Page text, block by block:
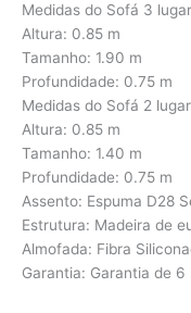
Medidas do Sofá 3
Altura: 0.85 m
Tamanho: 1.90 m
Profundidade: 0.75 m
Medidas do Sofá 2
Altura: 0.85 m
Tamanho: 1.40 m
Profundidade: 0.75 m
Assento: Espuma D28
Estrutura: Madeira de
Almofada: Fibra
Garantia: Garantia de